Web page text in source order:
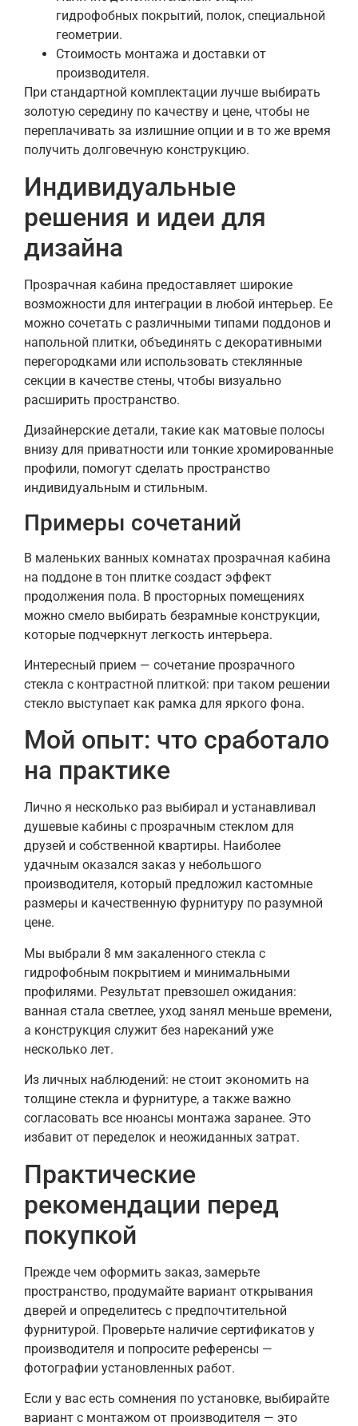
гидрофобных покрытий, полок, специальной
геометрии.
Стоимость монтажа и доставки от
производителя.
При стандартной комплектации лучше выбирать
золотую середину по качеству и цене, чтобы не
переплачивать за излишние опции и в то же время
получить долговечную конструкцию.
Индивидуальные
решения и идеи для
дизайна
Прозрачная кабина предоставляет широкие
возможности для интеграции в любой интерьер. Ее
можно сочетать с различными типами поддонов и
напольной плитки, объединять с декоративными
перегородками или использовать стеклянные
секции в качестве стены, чтобы визуально
расширить пространство.
Дизайнерские детали, такие как матовые полосы
внизу для приватности или тонкие хромированные
профили, помогут сделать пространство
индивидуальным и стильным.
Примеры сочетаний
В маленьких ванных комнатах прозрачная кабина
на поддоне в тон плитке создаст эффект
продолжения пола. В просторных помещениях
можно смело выбирать безрамные конструкции,
которые подчеркнут легкость интерьера.
Интересный прием — сочетание прозрачного
стекла с контрастной плиткой: при таком решении
стекло выступает как рамка для яркого фона.
Мой опыт: что сработало
на практике
Лично я несколько раз выбирал и устанавливал
душевые кабины с прозрачным стеклом для
друзей и собственной квартиры. Наиболее
удачным оказался заказ у небольшого
производителя, который предложил кастомные
размеры и качественную фурнитуру по разумной
цене.
Мы выбрали 8 мм закаленного стекла с
гидрофобным покрытием и минимальными
профилями. Результат превзошел ожидания:
ванная стала светлее, уход занял меньше времени,
а конструкция служит без нареканий уже
несколько лет.
Из личных наблюдений: не стоит экономить на
толщине стекла и фурнитуре, а также важно
согласовать все нюансы монтажа заранее. Это
избавит от переделок и неожиданных затрат.
Практические
рекомендации перед
покупкой
Прежде чем оформить заказ, замерьте
пространство, продумайте вариант открывания
дверей и определитесь с предпочтительной
фурнитурой. Проверьте наличие сертификатов у
производителя и попросите референсы —
фотографии установленных работ.
Если у вас есть сомнения по установке, выбирайте
вариант с монтажом от производителя — это